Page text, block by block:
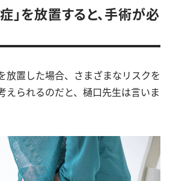
」を放置すると、手術が必
放置した場合、さまざまなリスクを
えられるのだと、樋口先生は言いま